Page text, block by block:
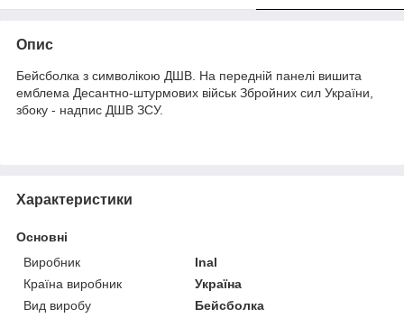
Опис
Бейсболка з символікою ДШВ. На передній панелі вишита
емблема Десантно-штурмових військ Збройних сил України,
збоку - надпис ДШВ ЗСУ.
Характеристики
Основні
Виробник
Inal
Країна виробник
Україна
Вид виробу
Бейсболка